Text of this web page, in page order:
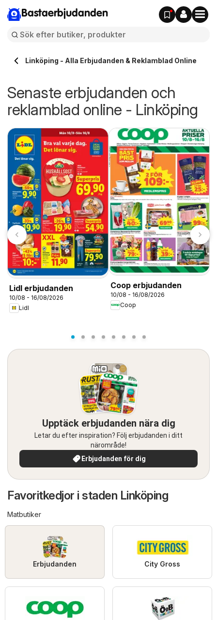
Bastaerbjudanden
Linköping - Alla Erbjudanden & Reklamblad Online
Senaste erbjudanden och
reklamblad online - Linköping
Lidl erbjudanden
10/08 - 16/08/2026
Lidl
Coop erbjudanden
10/08 - 16/08/2026
Coop
Upptäck erbjudanden nära dig
Letar du efter inspiration? Följ erbjudanden i ditt
närområde!
Erbjudanden för dig
Favoritkedjor i staden Linköping
Matbutiker
Erbjudanden City Gross